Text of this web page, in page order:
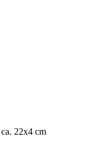
22x4 cm